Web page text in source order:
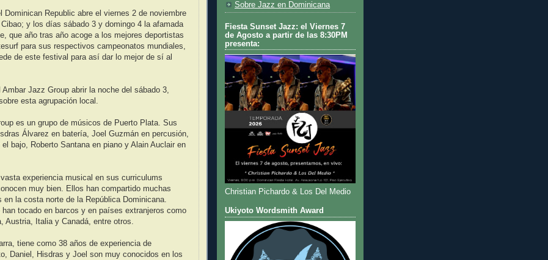
Dominican Republic abre el viernes 2 de noviembre
y los días sábado 3 y domingo 4 la afamada
que año tras año acoge a los mejores deportistas
para sus respectivos campeonatos mundiales,
de este festival para así dar lo mejor de sí al
Ambar Jazz Group abrir la noche del sábado 3,
esta agrupación local.
es un grupo de músicos de Puerto Plata. Sus
Álvarez en batería, Joel Guzmán en percusión,
el bajo, Roberto Santana en piano y Alain Auclair en
vasta experiencia musical en sus curriculums
muy bien. Ellos han compartido muchas
en la costa norte de la República Dominicana.
tocado en barcos y en países extranjeros como
Austria, Italia y Canadá, entre otros.
tiene como 38 años de experiencia de
Daniel, Hisdras y Joel son muy conocidos en los
Sobre Jazz en Dominicana
Fiesta Sunset Jazz: el Viernes 7
de Agosto a partir de las 8:30PM
presenta:
Christian Pichardo & Los Del Medio
Ukiyoto Wordsmith Award